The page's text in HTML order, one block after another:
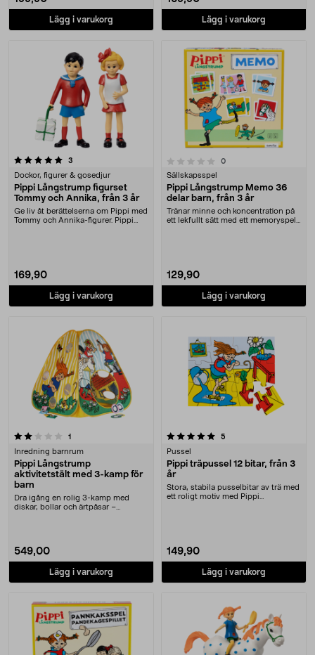
Lägg i varukorg Lägg i varukorg
3
Dockor, figurer & gosedjur
Pippi Långstrump figurset
Tommy och Annika, från 3 år
Ge liv åt berättelserna om Pippi med
Tommy och Annika-figurer. Pippi
169,90
Lägg i varukorg
0.0 av 5 stjärnor 0recensioner
Sällskapsspel
Pippi Långstrump Memo 36
delar barn, från 3 år
Tränar minne och koncentration på
ett lekfullt sätt med ett memoryspel
129,90
Lägg i varukorg
1
Inredning barnrum
Pippi Långstrump
aktivitetstält med 3-kamp för
barn
Dra igång en rolig 3-kamp med
diskar, bollar och ärtpåsar –
549,00
Lägg i varukorg
5.0 av 5 stjärnor 5
Pussel
Pippi träpussel 12 bitar, från 3
år
Stora, stabila pusselbitar av trä med
ett roligt motiv med Pippi
149,90
Lägg i varukorg